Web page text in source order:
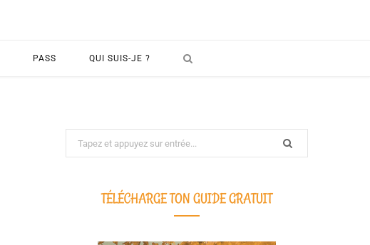
PASS QUI SUIS-JE ?
for:
TÉLÉCHARGE TON GUIDE GRATUIT